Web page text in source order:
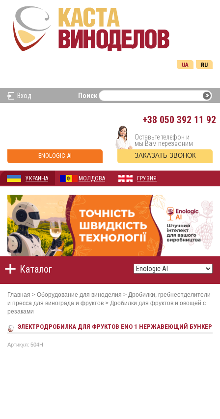
RU
UA
Вход Поиск
+38 050 392 11 92
ENOLOGIC AI
Оставьте телефон и
мы Вам перезвоним
ЗАКАЗАТЬ ЗВОНОК
УКРАИНА МОЛДОВА ГРУЗИЯ
Каталог
Главная > Оборудование для виноделия > Дробилки, гребнеотделители
и пресса для винограда и фруктов > Дробилки для фруктов и овощей с
резаками
ЭЛЕКТРОДРОБИЛКА ДЛЯ ФРУКТОВ ЕNO 1 НЕРЖАВЕЮЩИЙ БУНКЕР
Артикул: 504Н